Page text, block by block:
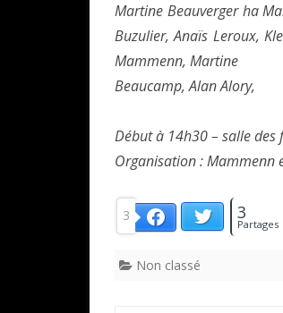
Martine Beauverger ha
Buzulier, Anaïs Leroux,
Mammenn, Martine
Beaucamp, Alan Alory,
Début à 14h30 – salle
Organisation : Mammenn
3 Facebook TwitterPartages
3
Non classé